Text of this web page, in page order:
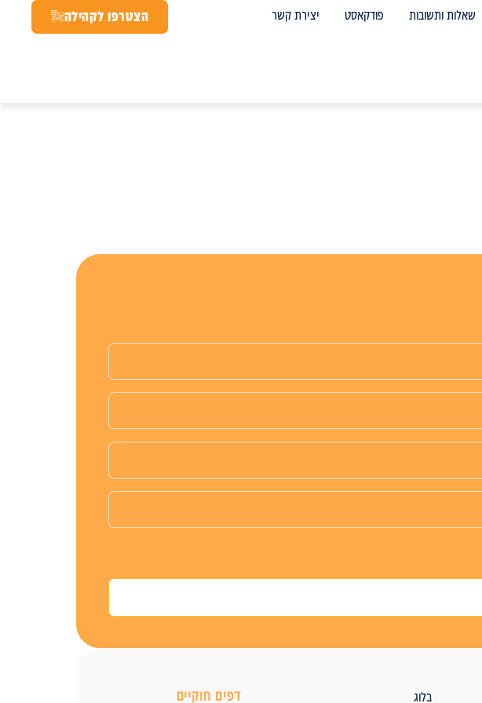
שאלות ותשובות פודקאסט יצירת קשר הצטרפו לקהילה
בלוג דפים חוקיים